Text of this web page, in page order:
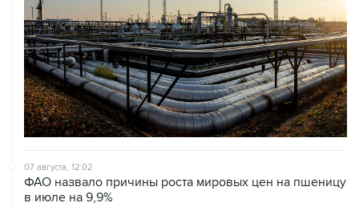
07 августа, 12:02
ФАО назвало причины роста мировых цен на пшеницу
в июле на 9,9%